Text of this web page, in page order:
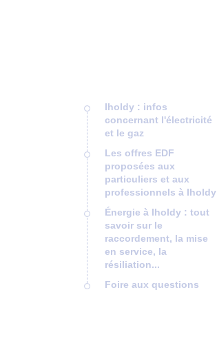
Iholdy : infos
concernant l'électricité
et le gaz
Les offres EDF
proposées aux
particuliers et aux
professionnels à Iholdy
Énergie à Iholdy : tout
savoir sur le
raccordement, la mise
en service, la
résiliation...
Foire aux questions